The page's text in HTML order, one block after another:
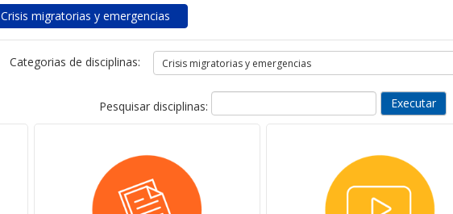
Crisis migratorias y emergencias
Categorias de disciplinas:
Pesquisar disciplinas: